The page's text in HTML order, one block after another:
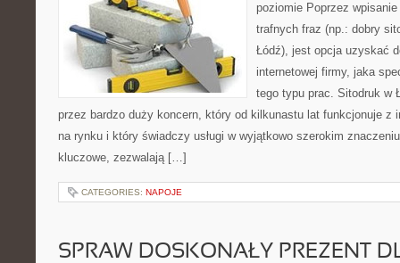
poziomie Poprzez
trafnych fraz (np.: dobry
Łódź), jest opcja uzyskać
internetowej firmy, jaka
tego typu prac. Sitodruk w
przez bardzo duży koncern, który od kilkunastu lat funkcjonuje z
na rynku i który świadczy usługi w wyjątkowo szerokim
kluczowe, zezwalają […]
CATEGORIES: NAPOJE
SPRAW DOSKONAŁY PREZENT